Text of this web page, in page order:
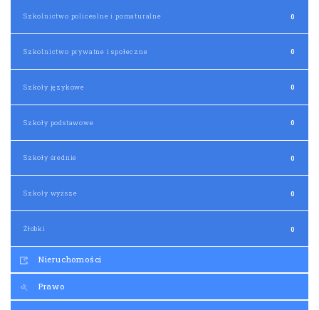
Szkolnictwo policealne i pomaturalne 0
Szkolnictwo prywatne i społeczne 0
Szkoły językowe 0
Szkoły podstawowe 0
Szkoły średnie 0
Szkoły wyższe 0
Żłobki 0
Nieruchomości
Prawo